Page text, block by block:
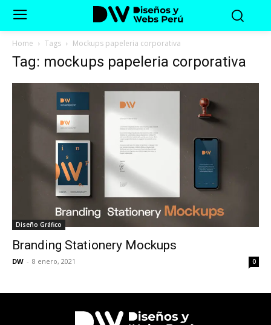
Home Tags Mockups papeleria corporativa
Tag: mockups papeleria corporativa
Diseño Gráfico
Branding Stationery Mockups
DW - 8 enero, 2021 0